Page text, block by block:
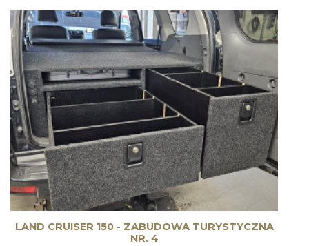
LAND CRUISER 150 - ZABUDOWA TURYSTYCZNA
NR. 4